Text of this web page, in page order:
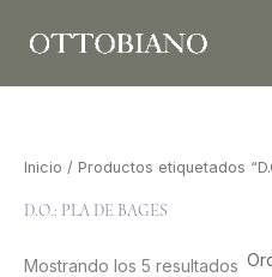
Inicio / Productos etiquetados
D.O.: PLA DE BAGES
Mostrando los 5 resultados